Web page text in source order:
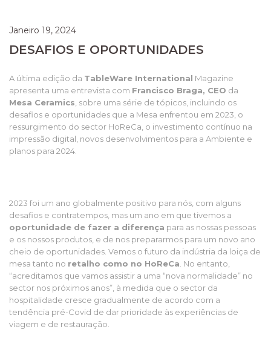
Janeiro 19, 2024
DESAFIOS E OPORTUNIDADES
A última edição da TableWare International Magazine
apresenta uma entrevista com Francisco Braga, CEO da
Mesa Ceramics , sobre uma série de tópicos, incluindo os
desafios e oportunidades que a Mesa enfrentou em 2023, o
ressurgimento do sector HoReCa, o investimento contínuo na
impressão digital, novos desenvolvimentos para a Ambiente e
planos para 2024.
2023 foi um ano globalmente positivo para nós, com alguns
desafios e contratempos, mas um ano em que tivemos a
oportunidade de fazer a diferença para as nossas pessoas
e os nossos produtos, e de nos prepararmos para um novo ano
cheio de oportunidades. Vemos o futuro da indústria da loiça de
mesa tanto no retalho como no HoReCa . No entanto,
“acreditamos que vamos assistir a uma “nova normalidade” no
sector nos próximos anos”, à medida que o sector da
hospitalidade cresce gradualmente de acordo com a
tendência pré-Covid de dar prioridade às experiências de
viagem e de restauração.